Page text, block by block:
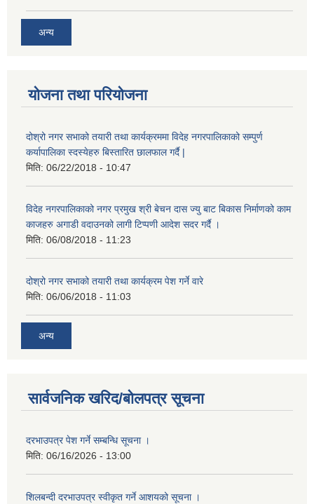
अन्य
योजना तथा परियोजना
दोश्रो नगर सभाको तयारी तथा कार्यक्रममा विदेह नगरपालिकाको सम्पुर्ण
कर्यापालिका स्दस्येहरु बिस्तारित छालफाल गर्दै |
मिति: 06/22/2018 - 10:47
विदेह नगरपालिकाको नगर प्रमुख श्री बेचन दास ज्यु बाट बिकास निर्माणको काम
काजहरु अगाडी वदाउनको लागी टिप्पणी आदेश सदर गर्दै ।
मिति: 06/08/2018 - 11:23
दोश्रो नगर सभाको तयारी तथा कार्यक्रम पेश गर्ने वारे
मिति: 06/06/2018 - 11:03
अन्य
सार्वजनिक खरिद/बोलपत्र सूचना
दरभाउपत्र पेश गर्ने सम्बन्धि सूचना ।
मिति: 06/16/2026 - 13:00
शिलबन्दी दरभाउपत्र स्वीकृत गर्ने आशयको सूचना ।